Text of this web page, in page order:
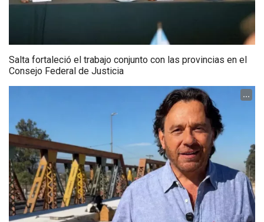
Salta fortaleció el trabajo conjunto con las provincias en el
Consejo Federal de Justicia
...